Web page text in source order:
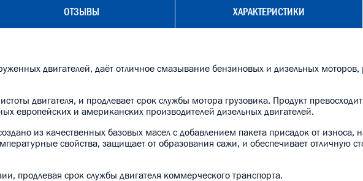
ОТЗЫВЫ ХАРАКТЕРИСТИКИ
двигателей, даёт отличное смазывание бензиновых и дизельных
двигателя, и продлевает срок службы мотора грузовика. Продукт
европейских и американских производителей дизельных двигателей.
из качественных базовых масел с добавлением пакета присадок от износа,
свойства, защищает от образования сажи, и обеспечивает отличную
продлевая срок службы двигателя коммерческого транспорта.